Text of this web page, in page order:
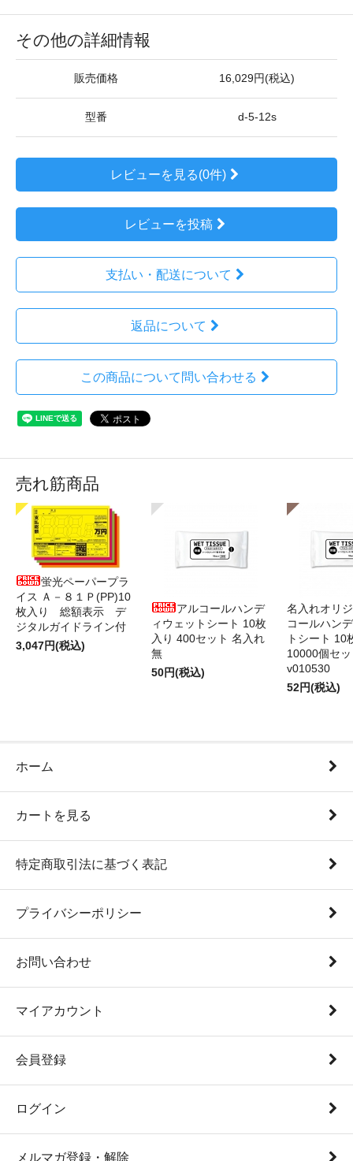
その他の詳細情報
販売価格 16,029円(税込)
型番 d-5-12s
レビューを見る(0件)
レビューを投稿
支払い・配送について
返品について
この商品について問い合わせる
売れ筋商品
蛍光ペーパープラ
イス Ａ－８１Ｐ(PP)10
枚入り 総額表示 デ
ジタルガイドライン付
3,047円(税込)
アルコールハンデ
ィウェットシート 10枚
入り 400セット 名入れ
無
50円(税込)
名入れオリ
コールハン
トシート 10
10000個セ
v010530
52円(税込)
ホーム
カートを見る
特定商取引法に基づく表記
プライバシーポリシー
お問い合わせ
マイアカウント
会員登録
ログイン
メルマガ登録・解除